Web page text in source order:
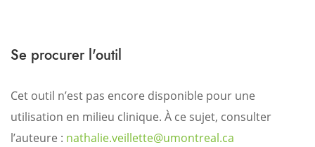
Se procurer l'outil
Cet outil n’est pas encore disponible pour une
utilisation en milieu clinique. À ce sujet, consulter
l’auteure : nathalie.veillette@umontreal.ca